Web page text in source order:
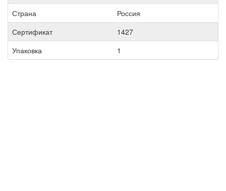
Страна
Россия
Сертификат
1427
Упаковка
1